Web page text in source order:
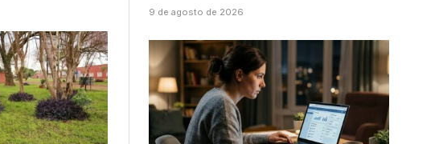
9 de agosto de 2026